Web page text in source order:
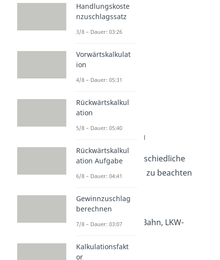
Treuerabatte
Skonto
Bezugskosten
Auch gibt es unterschiedliche
Bezugskosten
, die zu beachten
Zollgebühren
Frachten (z.B. Bahn, LKW-
Straßenmaut
Handlungskoste
nzuschlagssatz
3/8 – Dauer: 03:26
Vorwärtskalkulat
ion
4/8 – Dauer: 05:31
Rückwärtskalkul
ation
5/8 – Dauer: 05:40
Rückwärtskalkul
ation Aufgabe
6/8 – Dauer: 04:41
Gewinnzuschlag
berechnen
7/8 – Dauer: 03:07
Kalkulationsfakt
or